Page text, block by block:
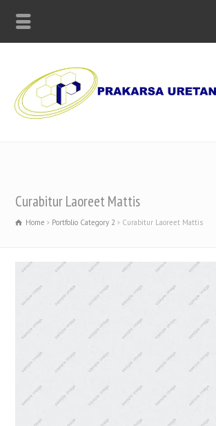
Curabitur Laoreet Mattis
Home Portfolio Category 2 Curabitur Laoreet Mattis